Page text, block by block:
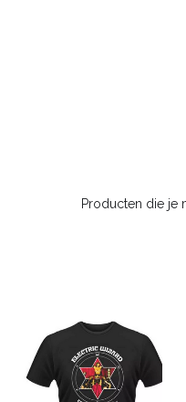
Producten die je